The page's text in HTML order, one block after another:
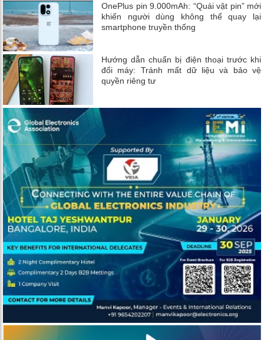
OnePlus pin 9.000mAh: “Quái vật pin” mới
khiến người dùng không thể quay lại
smartphone truyền thống
Hướng dẫn chuẩn bị điện thoại trước khi
đổi máy: Tránh mất dữ liệu và bảo vệ
quyền riêng tư